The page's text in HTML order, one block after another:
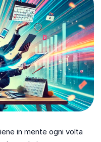
in mente ogni volta